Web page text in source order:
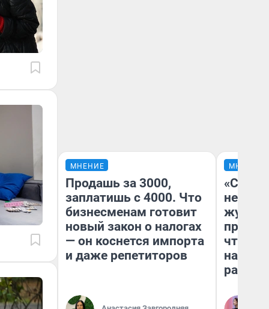
МНЕНИЕ
Продашь за 3000,
заплатишь с 4000. Что
бизнесменам готовит
новый закон о налогах
— он коснется импорта
и даже репетиторов
МНЕНИЕ
чтобы
на что
ради